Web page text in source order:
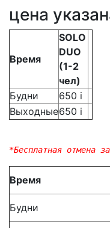
цена
Время
SOLO
DUO
(1-2
чел)
Будни
650 i
Выходные650 i
*Бесплатная отмена
Время
Будни